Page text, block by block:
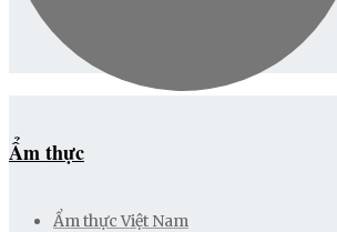
Ẩm thực
Ẩm thực Việt Nam